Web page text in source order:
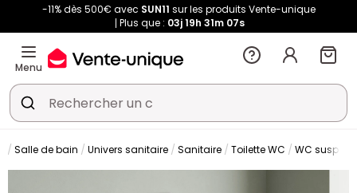
-11% dès 500€ avec SUN11 sur les produits Vente-unique
Plus que : 03j19h 31m 06s
Menu
Salle de bain Univers sanitaire Sanitaire Toilette WC WC